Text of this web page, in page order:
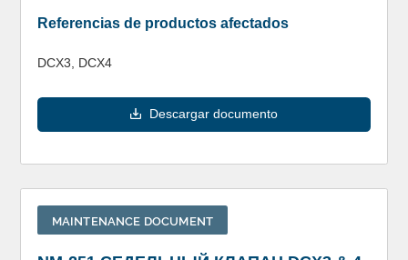
Referencias de productos afectados
DCX3, DCX4
Descargar documento
MAINTENANCE DOCUMENT